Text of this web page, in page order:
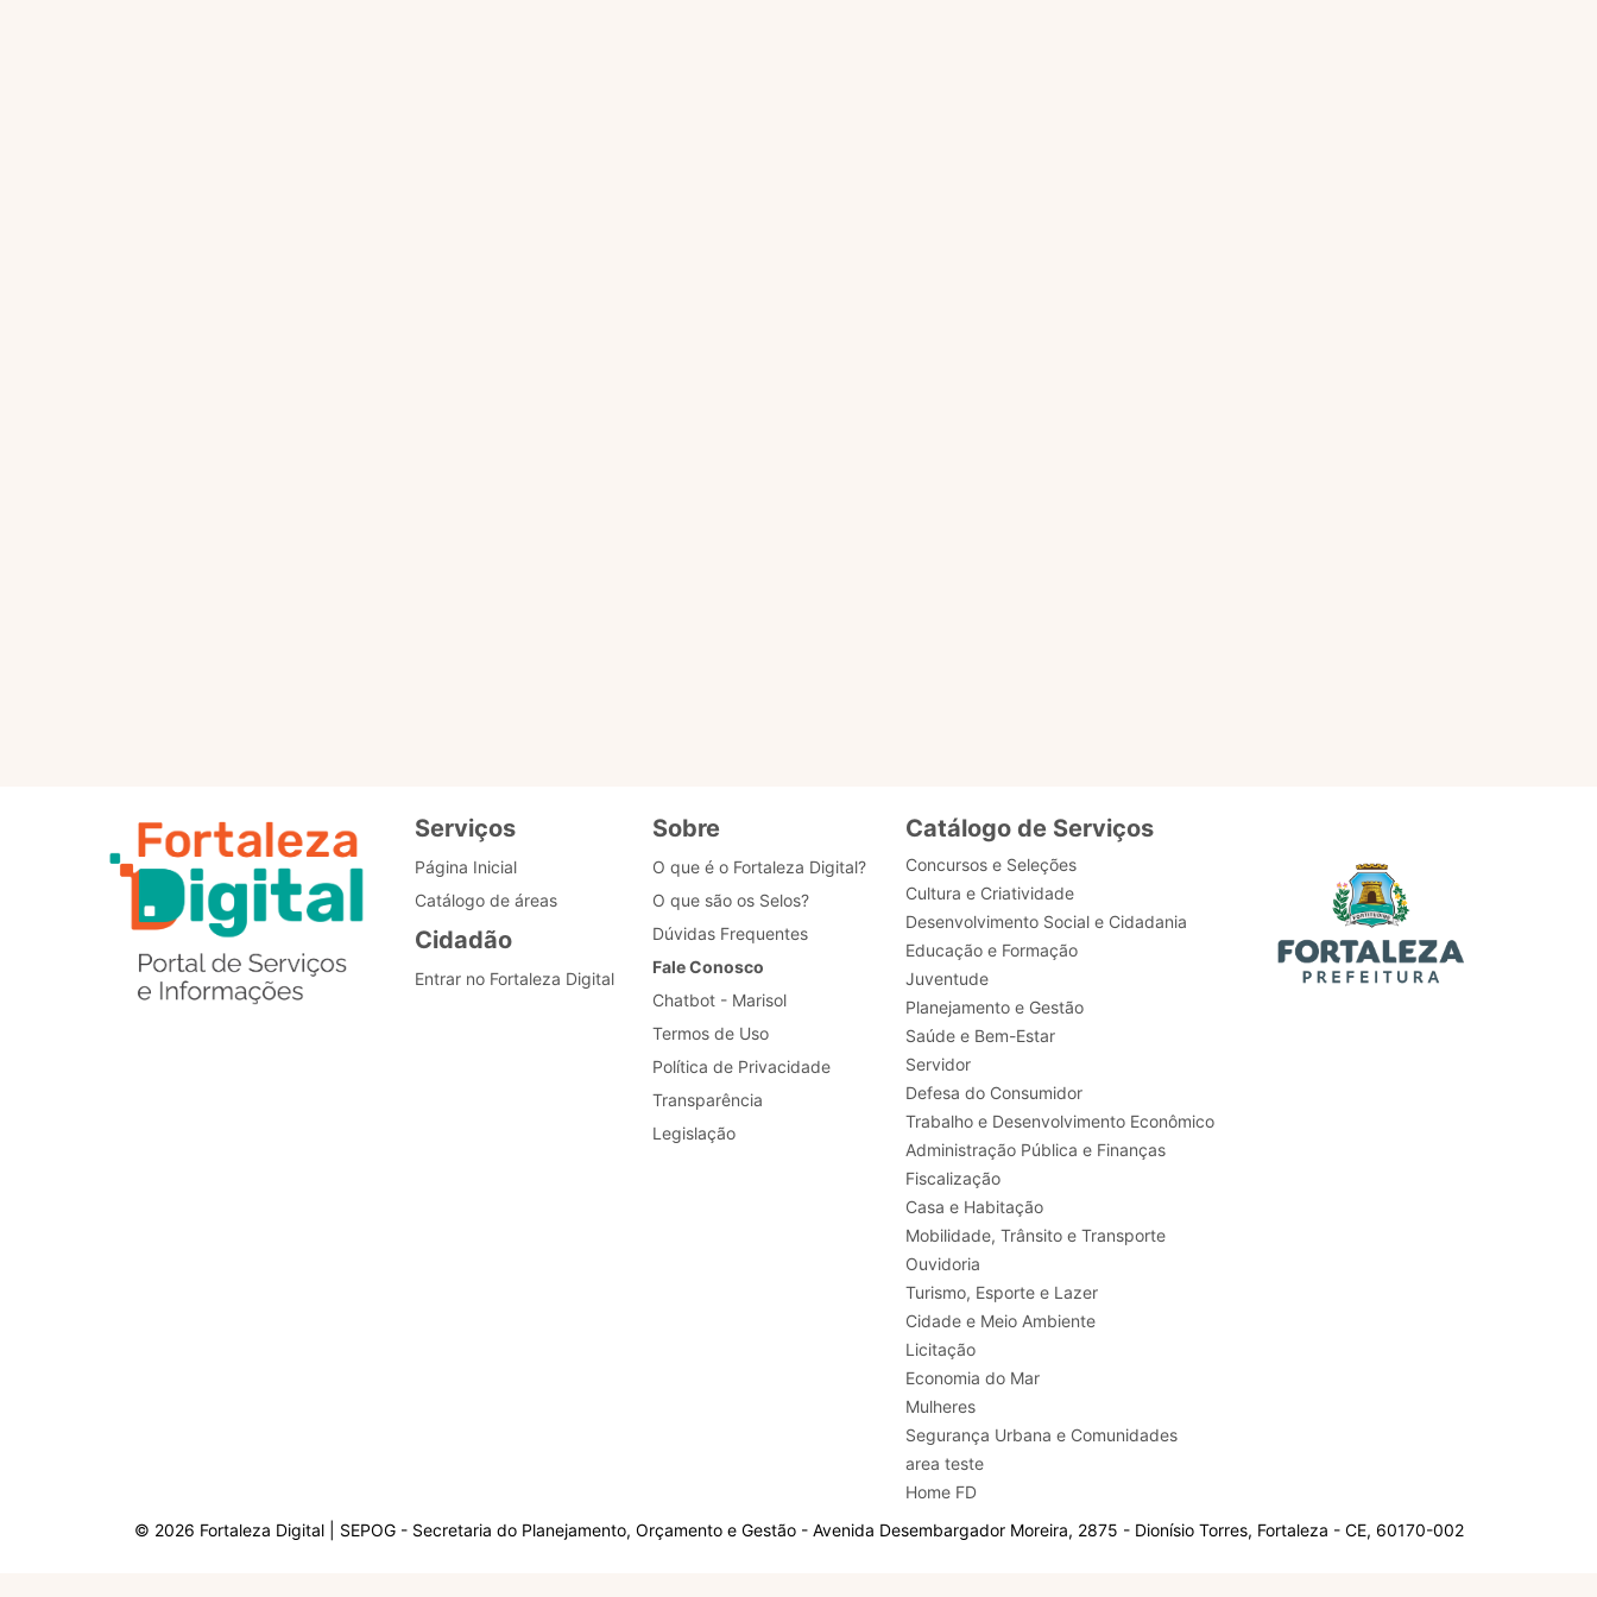
Serviços
Página Inicial
Catálogo de áreas
Cidadão
Entrar no Fortaleza Digital
Sobre
O que é o Fortaleza Digital?
O que são os Selos?
Dúvidas Frequentes
Fale Conosco
Chatbot - Marisol
Termos de Uso
Política de Privacidade
Transparência
Legislação
Catálogo de Serviços
Concursos e Seleções
Cultura e Criatividade
Desenvolvimento Social e Cidadania
Educação e Formação
Juventude
Planejamento e Gestão
Saúde e Bem-Estar
Servidor
Defesa do Consumidor
Trabalho e Desenvolvimento Econômico
Administração Pública e Finanças
Fiscalização
Casa e Habitação
Mobilidade, Trânsito e Transporte
Ouvidoria
Turismo, Esporte e Lazer
Cidade e Meio Ambiente
Licitação
Economia do Mar
Mulheres
Segurança Urbana e Comunidades
area teste
Home FD
© 2026 Fortaleza Digital | SEPOG - Secretaria do Planejamento, Orçamento e Gestão - Avenida Desembargador Moreira, 2875 - Dionísio Torres, Fortaleza - CE, 60170-002